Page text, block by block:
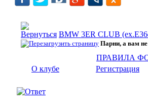
BMW 3ER CLUB
Парни, а вам
ПРАВИЛА
О клубе
Регистрация